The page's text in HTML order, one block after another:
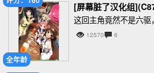
全年龄
[屏幕脏了汉化组
这回主角竟然不是六
12570 6